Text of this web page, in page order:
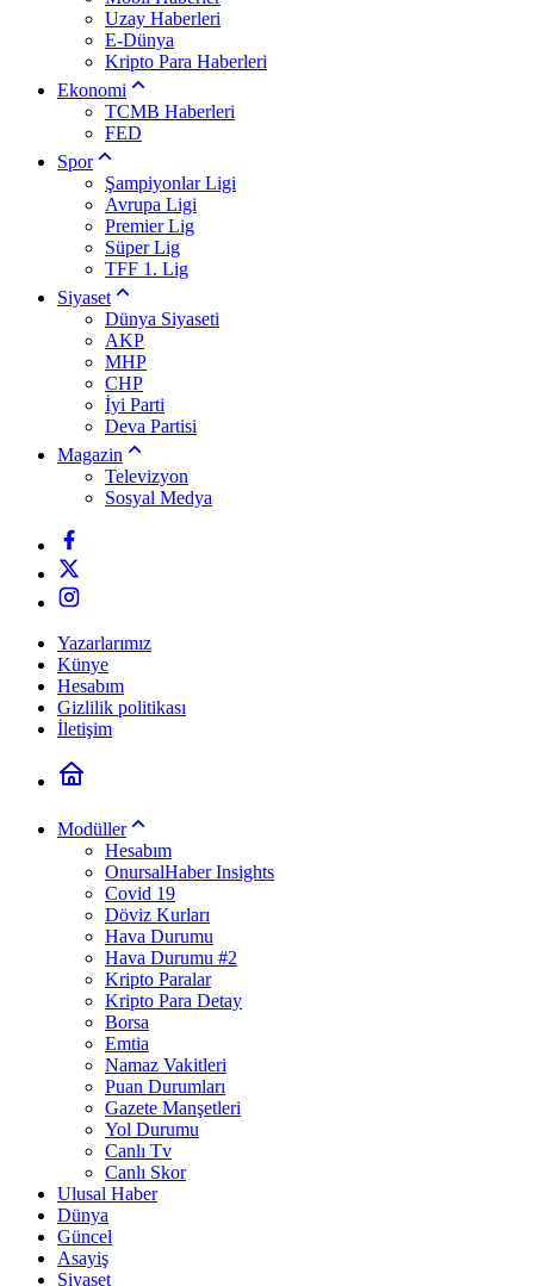
Uzay Haberleri
E-Dünya
Kripto Para Haberleri
Ekonomi
TCMB Haberleri
FED
Spor
Şampiyonlar Ligi
Avrupa Ligi
Premier Lig
Süper Lig
TFF 1. Lig
Siyaset
Dünya Siyaseti
AKP
MHP
CHP
İyi Parti
Deva Partisi
Magazin
Televizyon
Sosyal Medya
Yazarlarımız
Künye
Hesabım
Gizlilik politikası
İletişim
Modüller
Hesabım
OnursalHaber Insights
Covid 19
Döviz Kurları
Hava Durumu
Hava Durumu #2
Kripto Paralar
Kripto Para Detay
Borsa
Emtia
Namaz Vakitleri
Puan Durumları
Gazete Manşetleri
Yol Durumu
Canlı Tv
Canlı Skor
Ulusal Haber
Dünya
Güncel
Asayiş
Siyaset